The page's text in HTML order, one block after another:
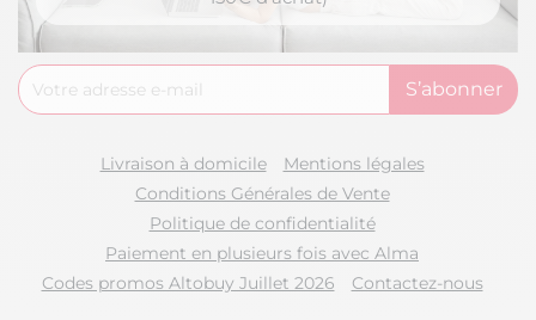
Livraison à domicile
Mentions légales
Conditions Générales de Vente
Politique de confidentialité
Paiement en plusieurs fois avec Alma
Codes promos Altobuy Juillet 2026
Contactez-nous